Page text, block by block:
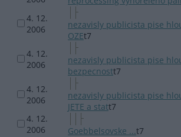
4. 12.
2006
nezavisly publicista pise
OZEt7
4. 12.
2006
nezavisly publicista pise
bezpecnostt7
4. 12.
2006
nezavisly publicista pise
JETE a statt7
4. 12.
2006
Goebbelsovske ...t7